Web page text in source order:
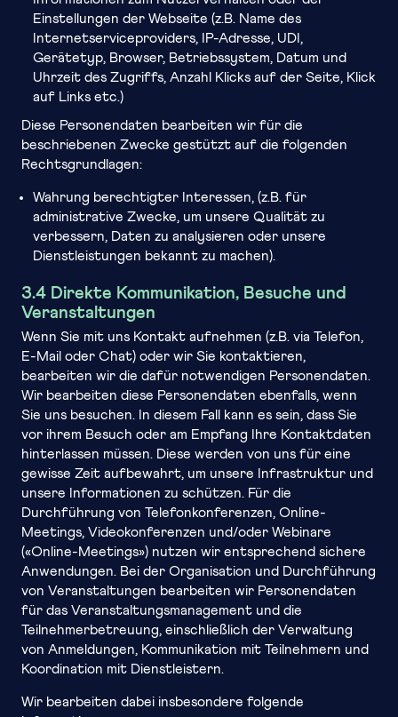
Einstellungen der Webseite (z.B. Name des
Internetserviceproviders, IP-Adresse, UDI,
Gerätetyp, Browser, Betriebssystem, Datum und
Uhrzeit des Zugriffs, Anzahl Klicks auf der Seite, Klick
auf Links etc.)
Diese Personendaten bearbeiten wir für die
beschriebenen Zwecke gestützt auf die folgenden
Rechtsgrundlagen:
Wahrung berechtigter Interessen, (z.B. für
administrative Zwecke, um unsere Qualität zu
verbessern, Daten zu analysieren oder unsere
Dienstleistungen bekannt zu machen).
3.4 Direkte Kommunikation, Besuche und
Veranstaltungen
Wenn Sie mit uns Kontakt aufnehmen (z.B. via Telefon,
E-Mail oder Chat) oder wir Sie kontaktieren,
bearbeiten wir die dafür notwendigen Personendaten.
Wir bearbeiten diese Personendaten ebenfalls, wenn
Sie uns besuchen. In diesem Fall kann es sein, dass Sie
vor ihrem Besuch oder am Empfang Ihre Kontaktdaten
hinterlassen müssen. Diese werden von uns für eine
gewisse Zeit aufbewahrt, um unsere Infrastruktur und
unsere Informationen zu schützen. Für die
Durchführung von Telefonkonferenzen, Online-
Meetings, Videokonferenzen und/oder Webinare
(«Online-Meetings») nutzen wir entsprechend sichere
Anwendungen. Bei der Organisation und Durchführung
von Veranstaltungen bearbeiten wir Personendaten
für das Veranstaltungsmanagement und die
Teilnehmerbetreuung, einschließlich der Verwaltung
von Anmeldungen, Kommunikation mit Teilnehmern und
Koordination mit Dienstleistern.
Wir bearbeiten dabei insbesondere folgende